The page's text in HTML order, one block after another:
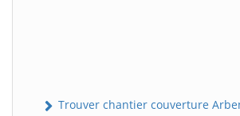
Trouver chantier couverture